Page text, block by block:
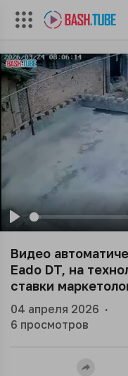
Play
Видео
Eado DT, на
ставки
04 апреля 2026 ·
6 просмотров